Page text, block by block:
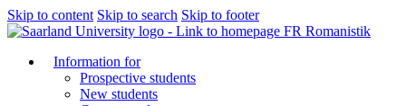
Skip to content Skip to search Skip to footer
FR Romanistik
Information for
Prospective students
New students